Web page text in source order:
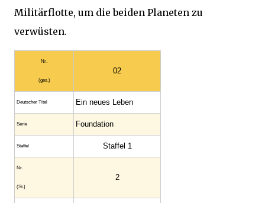
Militärflotte, um die beiden Planeten zu
verwüsten.
Nr.
(ges.)
02
Deutscher Titel Ein neues Leben
Serie Foundation
Staffel Staffel 1
Nr.
(St.)
2